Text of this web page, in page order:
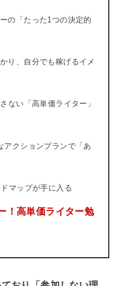
の「たった1つの決定的
り、自分でも稼げるイメ
ない「高単価ライター」
アクションプランで「あ
マップが手に入る
！高単価ライター勉